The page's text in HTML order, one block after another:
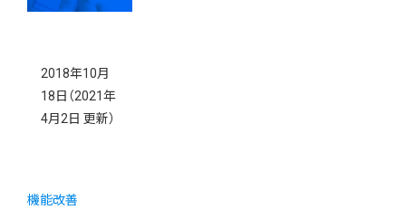
2018年10月
18日 （2021年
4月2日 更新）
機能改善